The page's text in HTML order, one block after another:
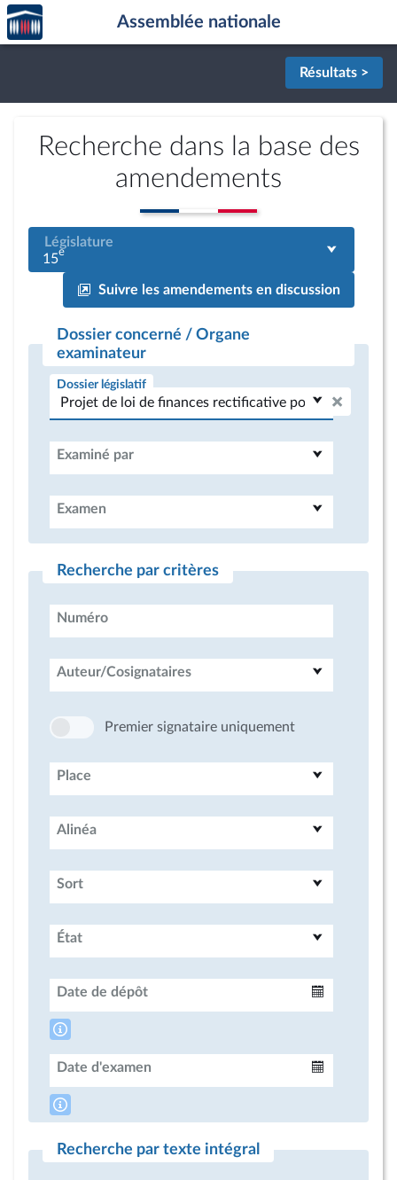
Aller au contenu
Aller en bas de la page
Accèder
à la
page
Assemblée nationale
Résultats >
Recherche dans la base des
amendements
Législature
15e
Suivre les amendements en discussion
Dossier concerné / Organe
examinateur
Dossier législatif
Examiné par
Examen
Recherche par critères
Numéro
Auteur/Cosignataires
Premier signataire uniquement
Place
Alinéa
Sort
État
Date de dépôt
Date d'examen
Recherche par texte intégral